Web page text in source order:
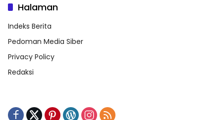
Halaman
Indeks Berita
Pedoman Media Siber
Privacy Policy
Redaksi